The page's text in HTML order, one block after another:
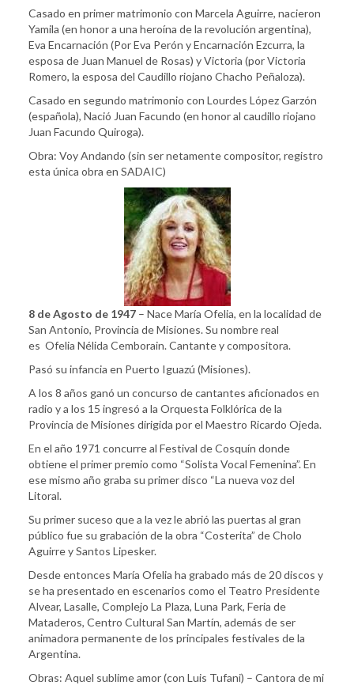
Casado en primer matrimonio con Marcela Aguirre, nacieron
Yamila (en honor a una heroína de la revolución argentina),
Eva Encarnación (Por Eva Perón y Encarnación Ezcurra, la
esposa de Juan Manuel de Rosas) y Victoria (por Victoria
Romero, la esposa del Caudillo riojano Chacho Peñaloza).
Casado en segundo matrimonio con Lourdes López Garzón
(española), Nació Juan Facundo (en honor al caudillo riojano
Juan Facundo Quiroga).
Obra: Voy Andando (sin ser netamente compositor, registro
esta única obra en SADAIC)
8 de Agosto de 1947 – Nace María Ofelia, en la localidad de
San Antonio, Provincia de Misiones. Su nombre real
es Ofelia Nélida Cemborain. Cantante y compositora.
Pasó su infancia en Puerto Iguazú (Misiones).
A los 8 años ganó un concurso de cantantes aficionados en
radio y a los 15 ingresó a la Orquesta Folklórica de la
Provincia de Misiones dirigida por el Maestro Ricardo Ojeda.
En el año 1971 concurre al Festival de Cosquín donde
obtiene el primer premio como “Solista Vocal Femenina”. En
ese mismo año graba su primer disco “La nueva voz del
Litoral.
Su primer suceso que a la vez le abrió las puertas al gran
público fue su grabación de la obra “Costerita” de Cholo
Aguirre y Santos Lipesker.
Desde entonces María Ofelia ha grabado más de 20 discos y
se ha presentado en escenarios como el Teatro Presidente
Alvear, Lasalle, Complejo La Plaza, Luna Park, Feria de
Mataderos, Centro Cultural San Martín, además de ser
animadora permanente de los principales festivales de la
Argentina.
Obras: Aquel sublime amor (con Luis Tufani) – Cantora de mi